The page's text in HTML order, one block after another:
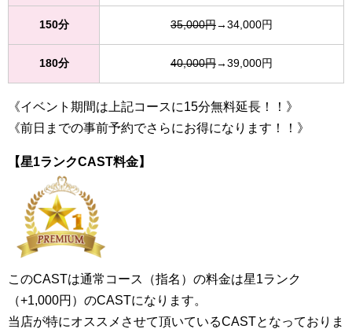
150分 35,000円→34,000円
180分 40,000円→39,000円
《イベント期間は上記コースに15分無料延長！！》
《前日までの事前予約でさらにお得になります！！》
【星1ランクCAST料金】
このCASTは通常コース（指名）の料金は星1ランク
（+1,000円）のCASTになります。
当店が特にオススメさせて頂いているCASTとなっておりま